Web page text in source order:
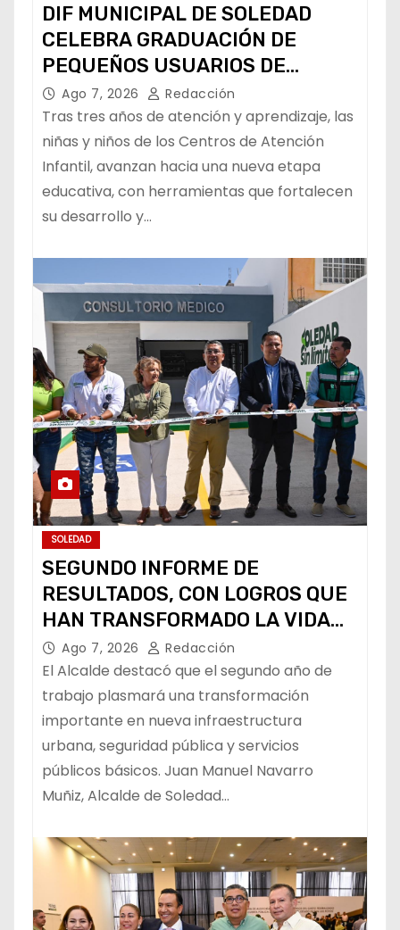
DIF MUNICIPAL DE SOLEDAD
CELEBRA GRADUACIÓN DE
PEQUEÑOS USUARIOS DE
ESTANCIAS “CAPULLITOS 1 Y 2”
Ago 7, 2026 Redacción
Tras tres años de atención y aprendizaje, las
niñas y niños de los Centros de Atención
Infantil, avanzan hacia una nueva etapa
educativa, con herramientas que fortalecen
su desarrollo y…
SOLEDAD
SEGUNDO INFORME DE
RESULTADOS, CON LOGROS QUE
HAN TRANSFORMADO LA VIDA
DE LOS SOLEDENSES: JUAN
MANUEL NAVARRO
Ago 7, 2026 Redacción
El Alcalde destacó que el segundo año de
trabajo plasmará una transformación
importante en nueva infraestructura
urbana, seguridad pública y servicios
públicos básicos. Juan Manuel Navarro
Muñiz, Alcalde de Soledad…